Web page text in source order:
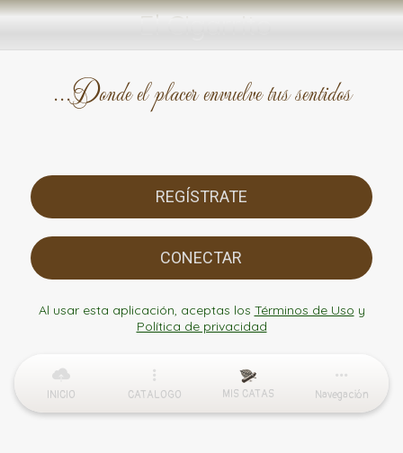
El Cigarrito
...Donde el placer envuelve tus sentidos
REGÍSTRATE
CONECTAR
Al usar esta aplicación, aceptas los Términos de Uso y
Política de privacidad
INICIO CATALOGO MIS CATAS Navegación